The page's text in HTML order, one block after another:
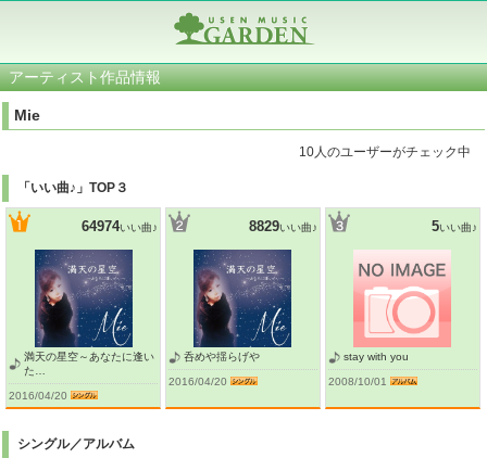
アーティスト作品情報
Mie
10人のユーザーがチェック中
「いい曲♪」TOP３
64974いい曲♪
満天の星空～あなたに逢い
た…
2016/04/20
8829いい曲♪
呑めや揺らげや
2016/04/20
5いい曲♪
stay with you
2008/10/01
シングル／アルバム